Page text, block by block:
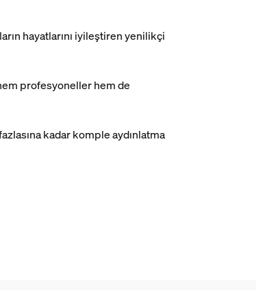
hayatlarını iyileştiren yenilikçi
profesyoneller hem de
kadar komple aydınlatma